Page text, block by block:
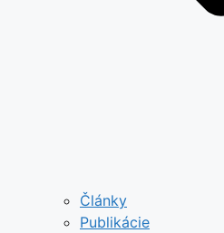
Články
Publikácie